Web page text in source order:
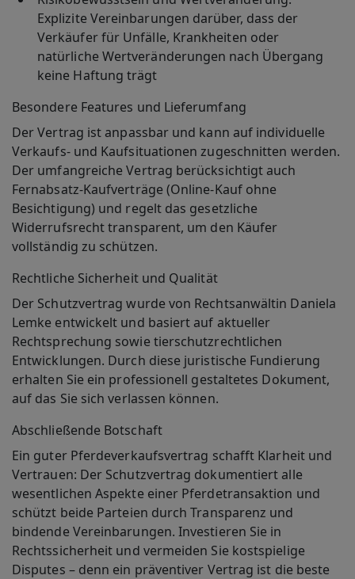
Explizite Vereinbarungen darüber, dass der
Verkäufer für Unfälle, Krankheiten oder
natürliche Wertveränderungen nach Übergang
keine Haftung trägt
Besondere Features und Lieferumfang
Der Vertrag ist anpassbar und kann auf individuelle
Verkaufs- und Kaufsituationen zugeschnitten werden.
Der umfangreiche Vertrag berücksichtigt auch
Fernabsatz-Kaufverträge (Online-Kauf ohne
Besichtigung) und regelt das gesetzliche
Widerrufsrecht transparent, um den Käufer
vollständig zu schützen.
Rechtliche Sicherheit und Qualität
Der Schutzvertrag wurde von Rechtsanwältin Daniela
Lemke entwickelt und basiert auf aktueller
Rechtsprechung sowie tierschutzrechtlichen
Entwicklungen. Durch diese juristische Fundierung
erhalten Sie ein professionell gestaltetes Dokument,
auf das Sie sich verlassen können.
Abschließende Botschaft
Ein guter Pferdeverkaufsvertrag schafft Klarheit und
Vertrauen: Der Schutzvertrag dokumentiert alle
wesentlichen Aspekte einer Pferdetransaktion und
schützt beide Parteien durch Transparenz und
bindende Vereinbarungen. Investieren Sie in
Rechtssicherheit und vermeiden Sie kostspielige
Disputes – denn ein präventiver Vertrag ist die beste